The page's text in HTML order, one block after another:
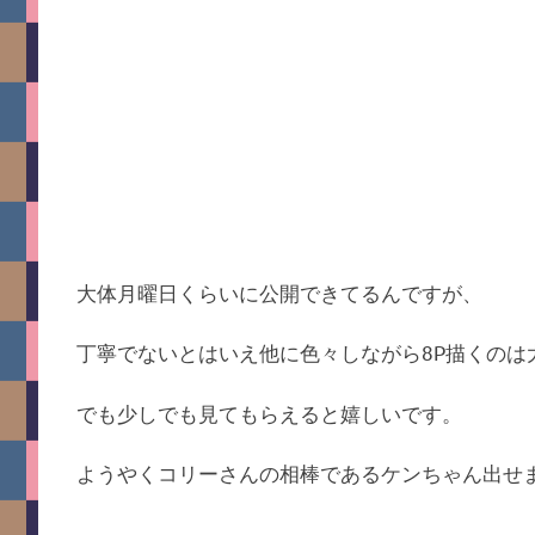
大体月曜日くらいに公開できてるんですが、
丁寧でないとはいえ他に色々しながら8P描くのは
でも少しでも見てもらえると嬉しいです。
ようやくコリーさんの相棒であるケンちゃん出せ